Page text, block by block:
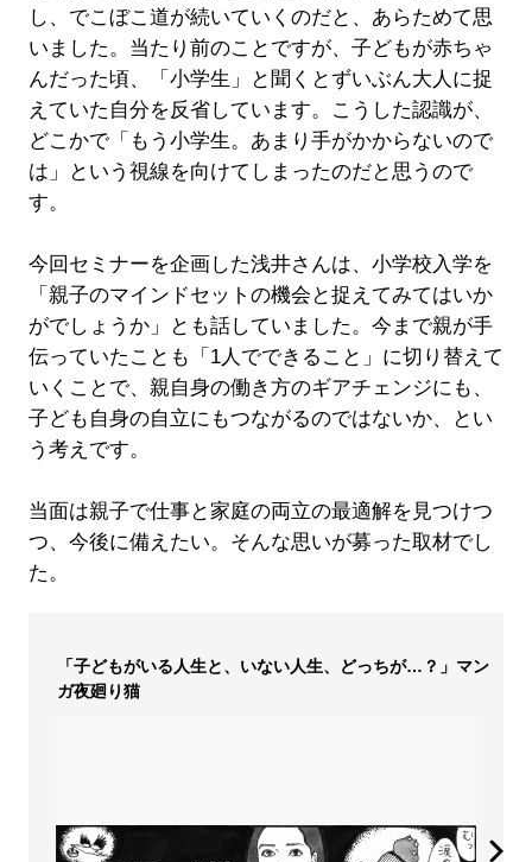
し、でこぼこ道が続いていくのだと、あらためて思
いました。当たり前のことですが、子どもが赤ちゃ
んだった頃、「小学生」と聞くとずいぶん大人に捉
えていた自分を反省しています。こうした認識が、
どこかで「もう小学生。あまり手がかからないので
は」という視線を向けてしまったのだと思うので
す。
今回セミナーを企画した浅井さんは、小学校入学を
「親子のマインドセットの機会と捉えてみてはいか
がでしょうか」とも話していました。今まで親が手
伝っていたことも「1人でできること」に切り替えて
いくことで、親自身の働き方のギアチェンジにも、
子ども自身の自立にもつながるのではないか、とい
う考えです。
当面は親子で仕事と家庭の両立の最適解を見つけつ
つ、今後に備えたい。そんな思いが募った取材でし
た。
「子どもがいる人生と、いない人生、どっちが…？」マン
ガ夜廻り猫